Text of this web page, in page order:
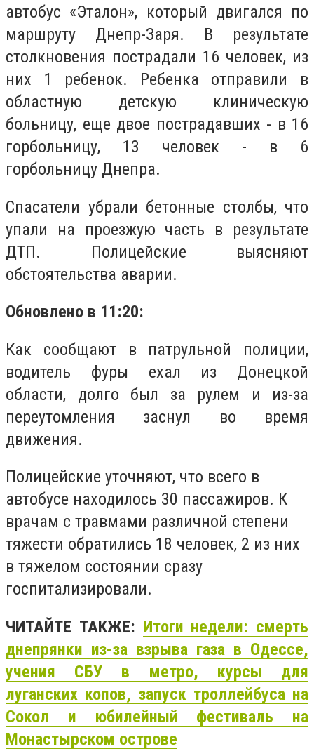
автобус «Эталон», который двигался по
маршруту Днепр-Заря. В результате
столкновения пострадали 16 человек, из
них 1 ребенок. Ребенка отправили в
областную детскую клиническую
больницу, еще двое пострадавших - в 16
горбольницу, 13 человек - в 6
горбольницу Днепра.
Спасатели убрали бетонные столбы, что
упали на проезжую часть в результате
ДТП. Полицейские выясняют
обстоятельства аварии.
Обновлено в 11:20:
Как сообщают в патрульной полиции,
водитель фуры ехал из Донецкой
области, долго был за рулем и из-за
переутомления заснул во время
движения.
Полицейские уточняют, что всего в
автобусе находилось 30 пассажиров. К
врачам с травмами различной степени
тяжести обратились 18 человек, 2 из них
в тяжелом состоянии сразу
госпитализировали.
ЧИТАЙТЕ ТАКЖЕ: Итоги недели: смерть
днепрянки из-за взрыва газа в Одессе,
учения СБУ в метро, курсы для
луганских копов, запуск троллейбуса на
Сокол и юбилейный фестиваль на
Монастырском острове